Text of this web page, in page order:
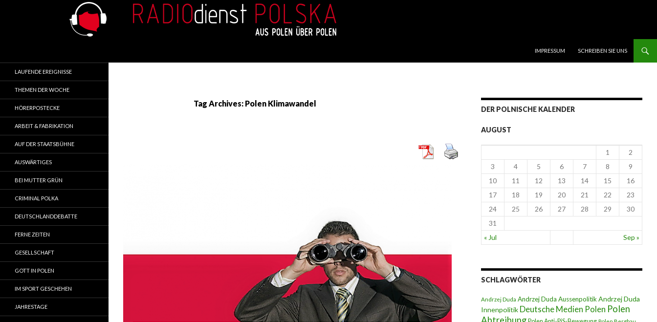
IMPRESSUM
SCHREIBEN SIE UNS
Tag Archives: Polen Klimawandel
DER POLNISCHE KALENDER
AUGUST
« Jul Sep »
1
2
3
4 5 6 7 8
9
10
11 12 13 14 15
16
17
18 19 20 21 22
23
24
25 26 27 28 29
30
31
SCHLAGWÖRTER
Andrzej Duda Andrzej Duda Aussenpolitik Andrzej Duda
Innenpolitik Deutsche Medien Polen Polen
LAUFENDE EREIGNISSE
THEMEN DER WOCHE
HÖRERPOSTECKE
ARBEIT & FABRIKATION
AUF DER STAATSBÜHNE
AUSWÄRTIGES
BEI MUTTER GRÜN
CRIMINAL POLKA
DEUTSCHLANDDEBATTE
FERNE ZEITEN
GESELLSCHAFT
GOTT IN POLEN
IM SPORT GESCHEHEN
JAHRESTAGE